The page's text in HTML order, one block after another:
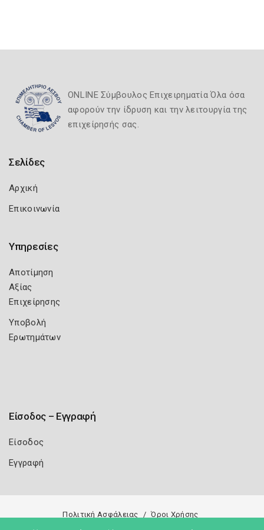
ONLINE Σύμβουλος Επιχειρηματία Όλα όσα
αφορούν την ίδρυση και την λειτουργία της
επιχείρησής σας.
Σελίδες
Αρχική
Επικοινωνία
Υπηρεσίες
Αποτίμηση
Αξίας
Επιχείρησης
Υποβολή
Ερωτημάτων
Είσοδος – Εγγραφή
Είσοδος
Εγγραφή
Πολιτική Ασφάλειας Όροι Χρήσης